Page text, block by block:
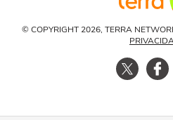
© COPYRIGHT 2026, TERRA